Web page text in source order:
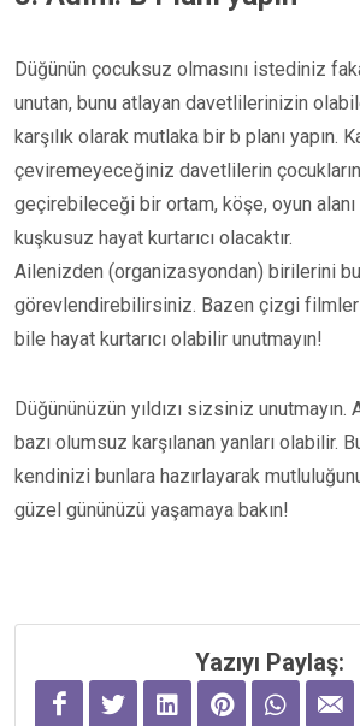
Düğünün çocuksuz olmasını istediniz
unutan, bunu atlayan davetlilerinizin
karşılık olarak mutlaka bir b planı yapın.
çeviremeyeceğiniz davetlilerin
geçirebileceği bir ortam, köşe, oyun
kuşkusuz hayat kurtarıcı olacaktır.
Ailenizden (organizasyondan) birilerini
görevlendirebilirsiniz. Bazen çizgi
bile hayat kurtarıcı olabilir unutmayın!
Düğününüzün yıldızı sizsiniz unutmayın.
bazı olumsuz karşılanan yanları olabilir.
kendinizi bunlara hazırlayarak
güzel gününüzü yaşamaya bakın!
Yazıyı Paylaş: